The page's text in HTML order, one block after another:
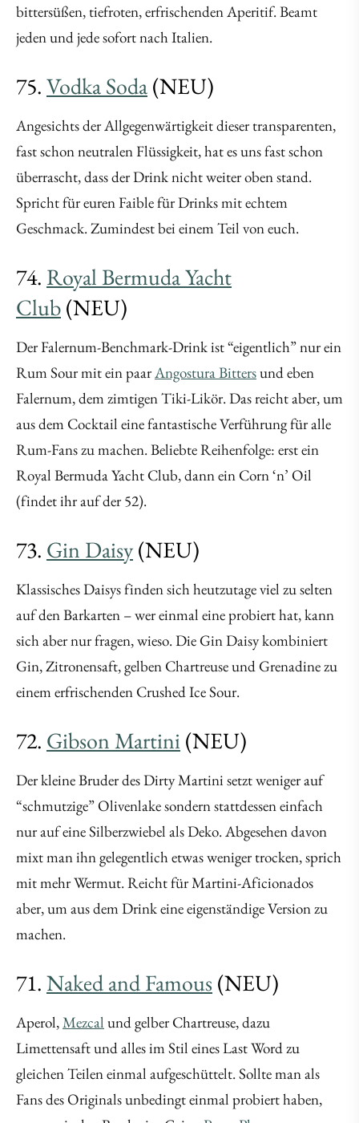
bittersüßen, tiefroten, erfrischenden Aperitif. Beamt
jeden und jede sofort nach Italien.
75.Vodka Soda(NEU)
Angesichts der Allgegenwärtigkeit dieser transparenten,
fast schon neutralen Flüssigkeit, hat es uns fast schon
überrascht, dass der Drink nicht weiter oben stand.
Spricht für euren Faible für Drinks mit echtem
Geschmack. Zumindest bei einem Teil von euch.
74. Royal Bermuda Yacht
Club(NEU)
Der Falernum-Benchmark-Drink ist “eigentlich” nur ein
Rum Sour mit ein paarAngostura Bittersund eben
Falernum, dem zimtigen Tiki-Likör. Das reicht aber, um
aus dem Cocktail eine fantastische Verführung für alle
Rum-Fans zu machen. Beliebte Reihenfolge: erst ein
Royal Bermuda Yacht Club, dann ein Corn ‘n’ Oil
(findet ihr auf der 52).
73. Gin Daisy(NEU)
Klassisches Daisys finden sich heutzutage viel zu selten
auf den Barkarten – wer einmal eine probiert hat, kann
sich aber nur fragen, wieso. Die Gin Daisy kombiniert
Gin, Zitronensaft, gelben Chartreuse und Grenadine zu
einem erfrischenden Crushed Ice Sour.
72. Gibson Martini(NEU)
Der kleine Bruder des Dirty Martini setzt weniger auf
“schmutzige” Olivenlake sondern stattdessen einfach
nur auf eine Silberzwiebel als Deko. Abgesehen davon
mixt man ihn gelegentlich etwas weniger trocken, sprich
mit mehr Wermut. Reicht für Martini-Aficionados
aber, um aus dem Drink eine eigenständige Version zu
machen.
71.Naked and Famous (NEU)
Aperol,Mezcal und gelber Chartreuse, dazu
Limettensaft und alles im Stil eines Last Word zu
gleichen Teilen einmal aufgeschüttelt. Sollte man als
Fans des Originals unbedingt einmal probiert haben,